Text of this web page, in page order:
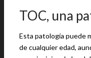
TOC, una
Esta patología puede
de cualquier edad,